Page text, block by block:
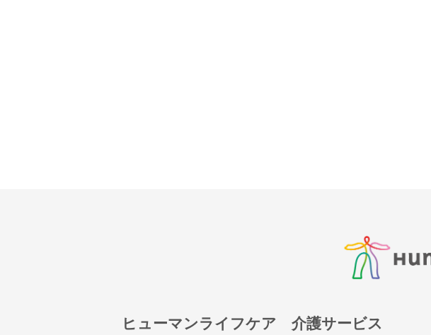
ヒューマンライフケア 介護サービス